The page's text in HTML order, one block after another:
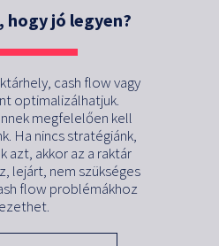
hogy jó legyen?
cash flow vagy
optimalizálhatjuk.
megfelelően kell
Ha nincs stratégiánk,
azt, akkor az a raktár
lejárt, nem szükséges
flow problémákhoz